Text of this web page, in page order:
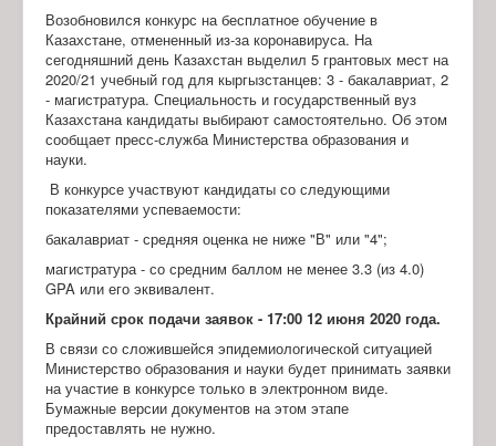
Наши партнеры
Архив материалов
Возобновился конкурс на бесплатное обучение в
Казахстане, отмененный из-за коронавируса. На
сегодняшний день Казахстан выделил 5 грантовых мест на
2020/21 учебный год для кыргызстанцев: 3 - бакалавриат, 2
- магистратура. Специальность и государственный вуз
Казахстана кандидаты выбирают самостоятельно. Об этом
сообщает пресс-служба Министерства образования и
науки.
В конкурсе участвуют кандидаты со следующими
показателями успеваемости:
бакалавриат - средняя оценка не ниже "В" или "4";
магистратура - со средним баллом не менее 3.3 (из 4.0)
GPA или его эквивалент.
Крайний срок подачи заявок - 17:00 12 июня 2020 года.
В связи со сложившейся эпидемиологической ситуацией
Министерство образования и науки будет принимать заявки
на участие в конкурсе только в электронном виде.
Бумажные версии документов на этом этапе
предоставлять не нужно.